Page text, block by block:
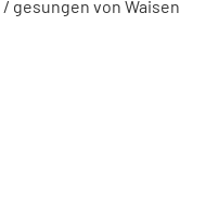
/ gesungen von Waisen